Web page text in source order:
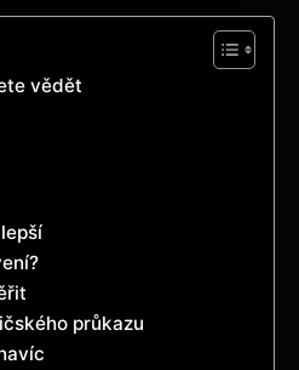
vědět
průkazu